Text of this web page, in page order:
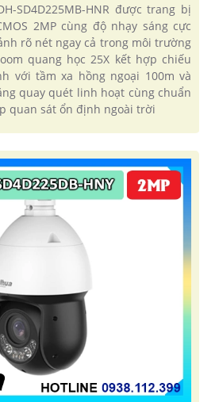
SD4D225MB-HNR được trang bị
2MP cùng độ nhạy sáng cực
rõ nét ngay cả trong môi trường
quang học 25X kết hợp chiếu
với tầm xa hồng ngoại 100m và
quay quét linh hoạt cùng chuẩn
quan sát ổn định ngoài trời